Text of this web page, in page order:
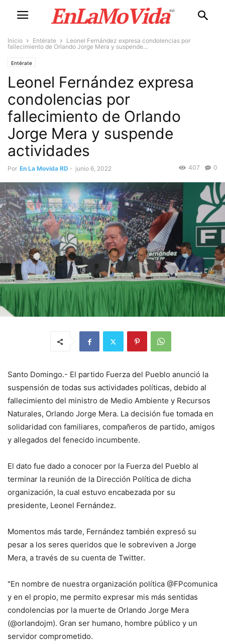
Inicio Entérate
Leonel Fernández expresa condolencias por
fallecimiento de Orlando Jorge Mera y suspende...
Entérate
Leonel Fernández expresa
condolencias por
fallecimiento de Orlando
Jorge Mera y suspende
actividades
Por En La Movida RD - junio 6, 2022 0
407
Santo Domingo.- El partido Fuerza del Pueblo anunció la
suspensión de todas sus actividades políticas, debido al
fallecimiento del ministro de Medio Ambiente y Recursos
Naturales, Orlando Jorge Mera. La decisión fue tomada en
solidaridad con familiares, compañeros de partido, amigos
y allegados del fenecido incumbente.
El dato fue dado a conocer por la Fuerza del Pueblo al
terminar la reunión de la Dirección Política de dicha
organización, la cual estuvo encabezada por su
presidente, Leonel Fernández.
Momentos más tarde, Fernández también expresó su
pesar a los seres queridos que le sobreviven a Jorge
Mera, a través de su cuenta de Twitter.
"En nombre de nuestra organización política @FPcomunica
y en el propio, me permito expresar mis más sentidas
condolencias por la muerte de Orlando Jorge Mera
(@orlandojm). Gran ser humano, hombre público y un
servidor comprometido.